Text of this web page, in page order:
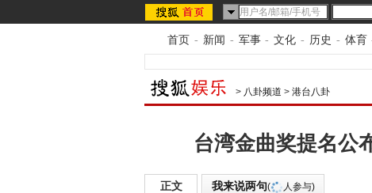
首页 - 新闻 - 军事 - 文化 - 历史 - 体育
> 八卦频道 > 港台八卦
台湾金曲奖提名公
正文 我来说两句( 人参与)